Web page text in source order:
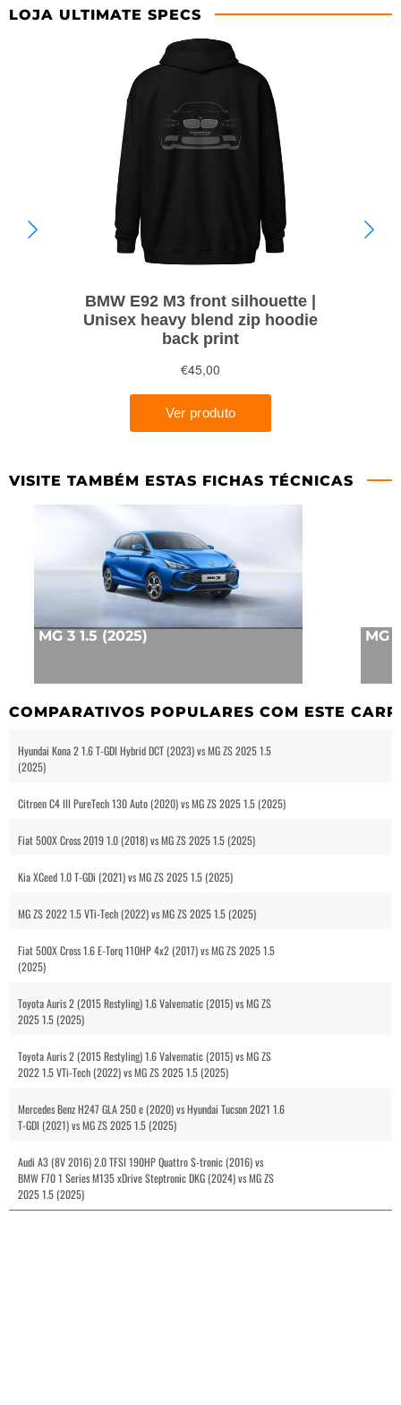
LOJA ULTIMATE SPECS
VISITE TAMBÉM ESTAS FICHAS TÉCNICAS
MG 3 1.5 (2025) MG
COMPARATIVOS POPULARES COM ESTE
Hyundai Kona 2 1.6 T-GDI Hybrid DCT (2023) vs MG ZS 2025 1.5
(2025)
Citroen C4 III PureTech 130 Auto (2020) vs MG ZS 2025 1.5 (2025)
Fiat 500X Cross 2019 1.0 (2018) vs MG ZS 2025 1.5 (2025)
Kia XCeed 1.0 T-GDi (2021) vs MG ZS 2025 1.5 (2025)
MG ZS 2022 1.5 VTi-Tech (2022) vs MG ZS 2025 1.5 (2025)
Fiat 500X Cross 1.6 E-Torq 110HP 4x2 (2017) vs MG ZS 2025 1.5
(2025)
Toyota Auris 2 (2015 Restyling) 1.6 Valvematic (2015) vs MG ZS
2025 1.5 (2025)
Toyota Auris 2 (2015 Restyling) 1.6 Valvematic (2015) vs MG ZS
2022 1.5 VTi-Tech (2022) vs MG ZS 2025 1.5 (2025)
Mercedes Benz H247 GLA 250 e (2020) vs Hyundai Tucson 2021 1.6
T-GDI (2021) vs MG ZS 2025 1.5 (2025)
Audi A3 (8V 2016) 2.0 TFSI 190HP Quattro S-tronic (2016) vs
BMW F70 1 Series M135 xDrive Steptronic DKG (2024) vs MG ZS
2025 1.5 (2025)